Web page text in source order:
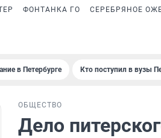
ФОНТАНКА ГО СЕРЕБРЯНОЕ
в Петербурге Кто поступил в вузы
ОБЩЕСТВО
Дело